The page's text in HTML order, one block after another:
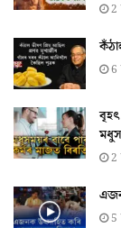
2
6
2
5